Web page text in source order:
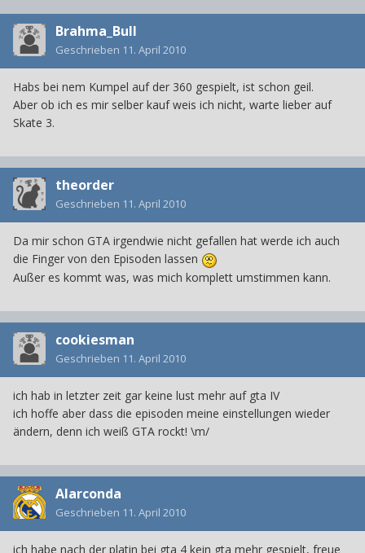
Brahma_Bull
Geschrieben 11. April 2010
Habs bei nem Kumpel auf der 360 gespielt, ist schon geil.
Aber ob ich es mir selber kauf weis ich nicht, warte lieber auf
Skate 3.
theorder
Geschrieben 11. April 2010
Da mir schon GTA irgendwie nicht gefallen hat werde ich auch
die Finger von den Episoden lassen
Außer es kommt was, was mich komplett umstimmen kann.
cookiesman
Geschrieben 11. April 2010
ich hab in letzter zeit gar keine lust mehr auf gta IV
ich hoffe aber dass die episoden meine einstellungen wieder
ändern, denn ich weiß GTA rockt! \m/
Alarconda
Geschrieben 11. April 2010
ich habe nach der platin bei gta 4 kein gta mehr gespielt, freue